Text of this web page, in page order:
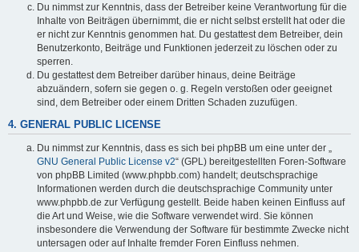
Du nimmst zur Kenntnis, dass der Betreiber keine Verantwortung für die
Inhalte von Beiträgen übernimmt, die er nicht selbst erstellt hat oder die
er nicht zur Kenntnis genommen hat. Du gestattest dem Betreiber, dein
Benutzerkonto, Beiträge und Funktionen jederzeit zu löschen oder zu
sperren.
Du gestattest dem Betreiber darüber hinaus, deine Beiträge
abzuändern, sofern sie gegen o. g. Regeln verstoßen oder geeignet
sind, dem Betreiber oder einem Dritten Schaden zuzufügen.
4. GENERAL PUBLIC LICENSE
Du nimmst zur Kenntnis, dass es sich bei phpBB um eine unter der „
GNU General Public License v2“ (GPL) bereitgestellten Foren-Software
von phpBB Limited (www.phpbb.com) handelt; deutschsprachige
Informationen werden durch die deutschsprachige Community unter
www.phpbb.de zur Verfügung gestellt. Beide haben keinen Einfluss auf
die Art und Weise, wie die Software verwendet wird. Sie können
insbesondere die Verwendung der Software für bestimmte Zwecke nicht
untersagen oder auf Inhalte fremder Foren Einfluss nehmen.